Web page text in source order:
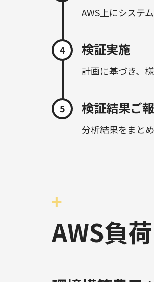
AWS上にシステ
4 検証実施
計画に基づき、
5 検証結果ご
分析結果をまと
AWS負